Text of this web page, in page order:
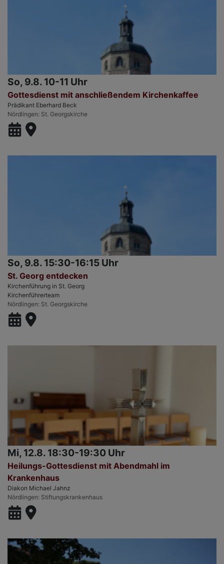
So, 9.8. 10-11 Uhr
Gottesdienst mit anschließendem Kirchenkaffee
Prädikant Eberhard Beck
Nördlingen St. Georgskirche
So, 9.8. 15:30-16:15 Uhr
St. Georg entdecken
Kirchenführung in St. Georg
Kirchenführerteam
Nördlingen St. Georgskirche
Mi, 12.8. 18:30-19:30 Uhr
Heilungs-Gottesdienst mit Abendmahl im
Krankenhaus
Diakon Michael Jahnz
Nördlingen Stiftungskrankenhaus